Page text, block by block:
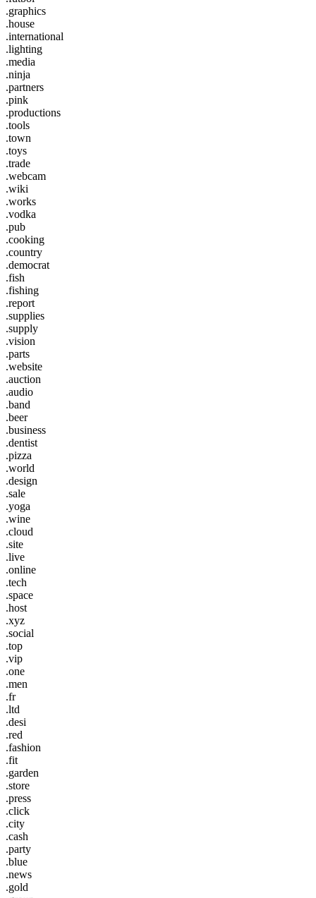
.graphics
.house
.international
.lighting
.media
.ninja
.partners
.pink
.productions
.tools
.town
.toys
.trade
.webcam
.wiki
.works
.vodka
.pub
.cooking
.country
.democrat
.fish
.fishing
.report
.supplies
.supply
.vision
.parts
.website
.auction
.audio
.band
.beer
.business
.dentist
.pizza
.world
.design
.sale
.yoga
.wine
.cloud
.site
.live
.online
.tech
.space
.host
.xyz
.social
.top
.vip
.one
.men
.fr
.ltd
.desi
.red
.fashion
.fit
.garden
.store
.press
.click
.city
.cash
.party
.blue
.news
.gold